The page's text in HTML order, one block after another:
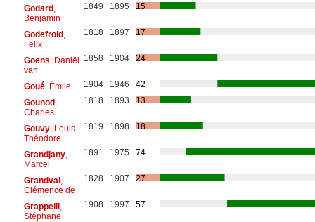
Godard,
Benjamin
1849 1895 15
Godefroid,
Felix
1818 1897 17
Goens , Daniël
van
1858 1904 24
Goué, Émile 1904 1946
42
Gounod,
Charles
1818 1893 13
Gouvy, Louis
Théodore
1819 1898 18
Grandjany,
Marcel
1891 1975 74
Grandval,
Clémence de
1828 1907 27
Grappelli,
Stéphane
1908 1997 57